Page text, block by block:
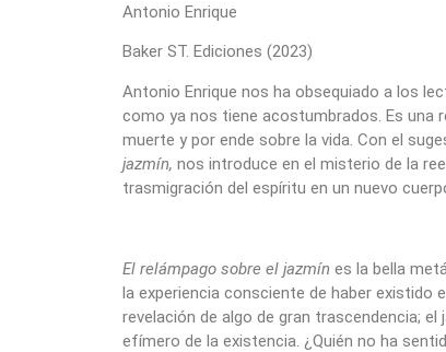
Antonio Enrique
Baker ST. Ediciones (2023)
Antonio Enrique nos ha obsequiado a los
como ya nos tiene acostumbrados. Es una
muerte y por ende sobre la vida. Con el
jazmín, nos introduce en el misterio de la
trasmigración del espíritu en un nuevo
El relámpago sobre el jazmín es la bella
la experiencia consciente de haber existido
revelación de algo de gran trascendencia;
efímero de la existencia. ¿Quién no ha